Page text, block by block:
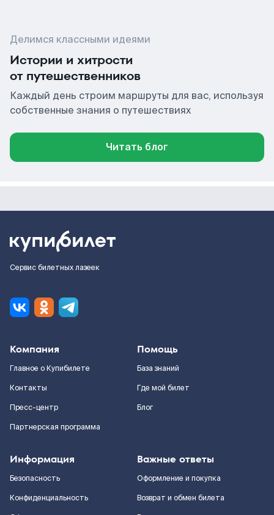
Делимся классными идеями
Истории и хитрости
от путешественников
Каждый день строим маршруты для вас, используя
собственные знания о путешествиях
Читать блог
Сервис билетных лазеек
Компания
Главное о Купибилете
Контакты
Пресс-центр
Партнерская программа
Помощь
База знаний
Где мой билет
Блог
Информация
Безопасность
Конфиденциальность
Важные ответы
Оформление и покупка
Возврат и обмен билета